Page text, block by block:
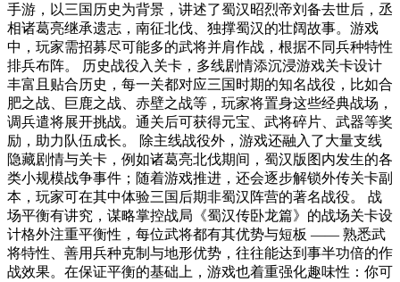
手游，以三国历史为背景，讲述了蜀汉昭烈帝刘备去世后，丞
相诸葛亮继承遗志，南征北伐、独撑蜀汉的壮阔故事。游戏
中，玩家需招募尽可能多的武将并肩作战，根据不同兵种特性
排兵布阵。 历史战役入关卡，多线剧情添沉浸游戏关卡设计
丰富且贴合历史，每一关都对应三国时期的知名战役，比如合
肥之战、巨鹿之战、赤壁之战等，玩家将置身这些经典战场，
调兵遣将展开挑战。通关后可获得元宝、武将碎片、武器等奖
励，助力队伍成长。 除主线战役外，游戏还融入了大量支线
隐藏剧情与关卡，例如诸葛亮北伐期间，蜀汉版图内发生的各
类小规模战争事件；随着游戏推进，还会逐步解锁外传关卡副
本，玩家可在其中体验三国后期非蜀汉阵营的著名战役。 战
场平衡有讲究，谋略掌控战局《蜀汉传卧龙篇》的战场关卡设
计格外注重平衡性，每位武将都有其优势与短板 —— 熟悉武
将特性、善用兵种克制与地形优势，往往能达到事半功倍的作
战效果。在保证平衡的基础上，游戏也着重强化趣味性：你可